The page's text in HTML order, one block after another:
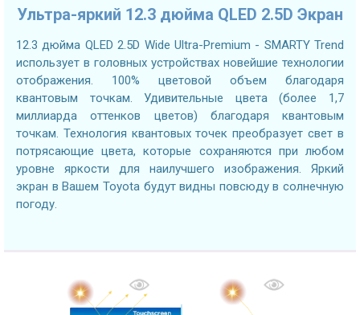
Ультра-яркий 12.3 дюйма QLED 2.5D Экран
12.3 дюйма QLED 2.5D Wide Ultra-Premium - SMARTY Trend
использует в головных устройствах новейшие технологии
отображения. 100% цветовой объем благодаря
квантовым точкам. Удивительные цвета (более 1,7
миллиарда оттенков цветов) благодаря квантовым
точкам. Технология квантовых точек преобразует свет в
потрясающие цвета, которые сохраняются при любом
уровне яркости для наилучшего изображения. Яркий
экран в Вашем Toyota будут видны повсюду в солнечную
погоду.